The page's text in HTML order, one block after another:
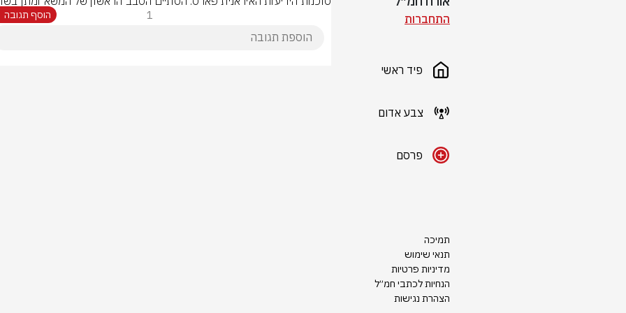
התחברות
פיד ראשי
צבע אדום
פרסם
תמיכה
תנאי שימוש
מדיניות פרטיות
הנחיות לכתבי חמ״ל
הצהרת נגישות
1 הוסף תגובה